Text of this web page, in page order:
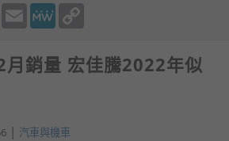
TwitterEmail MeWe
銷量 宏佳騰2022年似
| 汽車與機車